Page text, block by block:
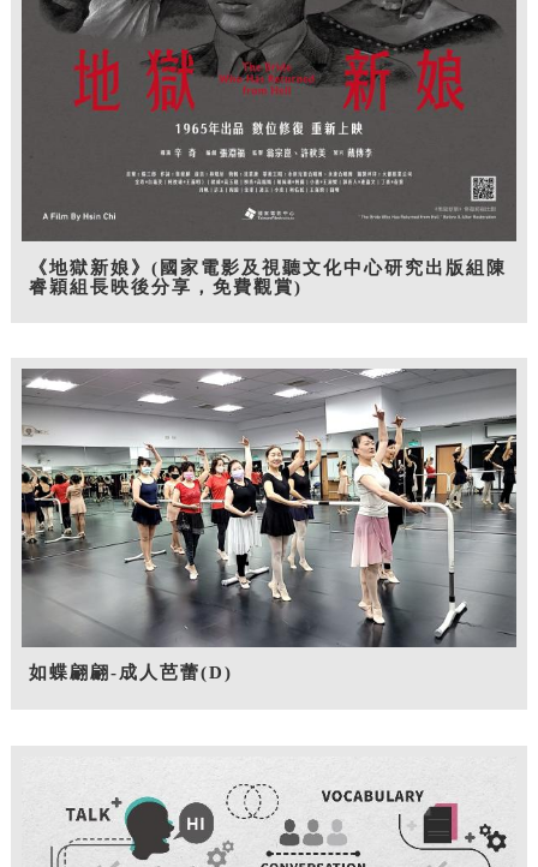
《地獄新娘》(國家電影及視聽文化中心研究出版組陳
睿穎組長映後分享，免費觀賞)
如蝶翩翩-成人芭蕾(D)